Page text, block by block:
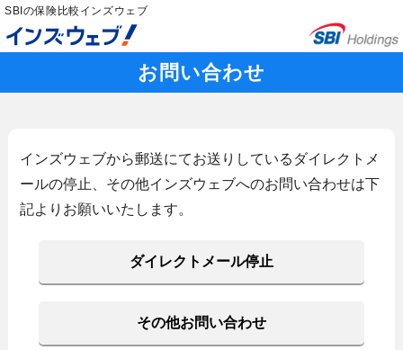
SBIの保険比較インズウェブ
お問い合わせ
インズウェブから郵送にてお送りしているダイレクトメ
ールの停止、その他インズウェブへのお問い合わせは下
記よりお願いいたします。
ダイレクトメール停止
その他お問い合わせ